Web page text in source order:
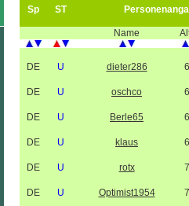
Sp ST
Name
DE U dieter286
DE U oschco
DE U Berle65
DE U klaus
DE U rotx
DE U Optimist1954